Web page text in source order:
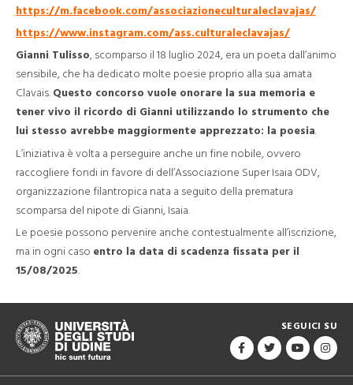
https://m.facebook.com/associazioneculturaleclavajas/
https://www.instagram.com/ass.culturaleclavajas/
Gianni Tulisso, scomparso il 18 luglio 2024, era un poeta dall’animo
sensibile, che ha dedicato molte poesie proprio alla sua amata
Clavais. Questo concorso vuole onorare la sua memoria e
tener vivo il ricordo di Gianni utilizzando lo strumento che
lui stesso avrebbe maggiormente apprezzato: la poesia.
L’iniziativa è volta a perseguire anche un fine nobile, ovvero
raccogliere fondi in favore di dell’Associazione Super Isaia ODV,
organizzazione filantropica nata a seguito della prematura
scomparsa del nipote di Gianni, Isaia.
Le poesie possono pervenire anche contestualmente all’iscrizione,
ma in ogni caso entro la data di scadenza fissata per il
15/08/2025.
SEGUICI SU